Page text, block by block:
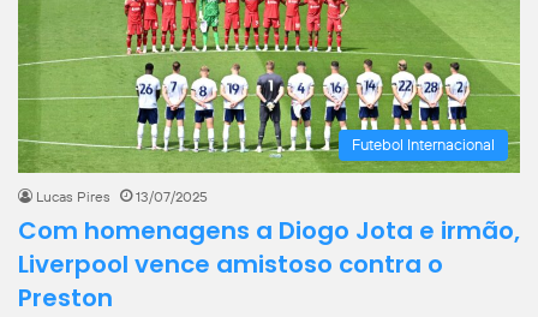
Futebol Internacional
Lucas Pires 13/07/2025
Com homenagens a Diogo Jota e irmão,
Liverpool vence amistoso contra o
Preston